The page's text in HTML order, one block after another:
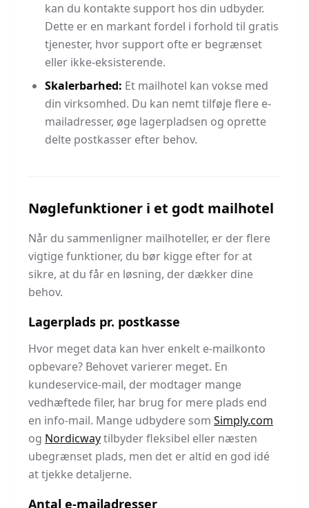
kan du kontakte support hos din udbyder.
Dette er en markant fordel i forhold til gratis
tjenester, hvor support ofte er begrænset
eller ikke-eksisterende.
Skalerbarhed: Et mailhotel kan vokse med
din virksomhed. Du kan nemt tilføje flere e-
mailadresser, øge lagerpladsen og oprette
delte postkasser efter behov.
Nøglefunktioner i et godt mailhotel
Når du sammenligner mailhoteller, er der flere
vigtige funktioner, du bør kigge efter for at
sikre, at du får en løsning, der dækker dine
behov.
Lagerplads pr. postkasse
Hvor meget data kan hver enkelt e-mailkonto
opbevare? Behovet varierer meget. En
kundeservice-mail, der modtager mange
vedhæftede filer, har brug for mere plads end
en info-mail. Mange udbydere som Simply.com
og Nordicwaytilbyder fleksibel eller næsten
ubegrænset plads, men det er altid en god idé
at tjekke detaljerne.
Antal e-mailadresser